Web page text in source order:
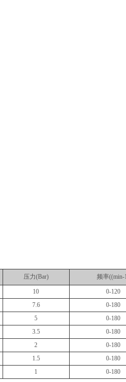
压力(Bar) 频率((min-
10 0-120
7.6 0-180
5 0-180
3.5 0-180
2 0-180
1.5 0-180
1 0-180